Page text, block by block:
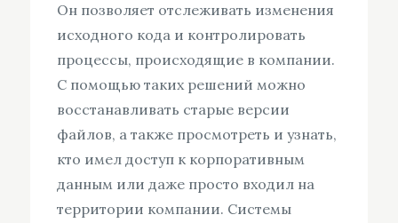
Он позволяет отслеживать изменения
исходного кода и контролировать
процессы, происходящие в компании.
С помощью таких решений можно
восстанавливать старые версии
файлов, а также просмотреть и узнать,
кто имел доступ к корпоративным
данным или даже просто входил на
территории компании. Системы